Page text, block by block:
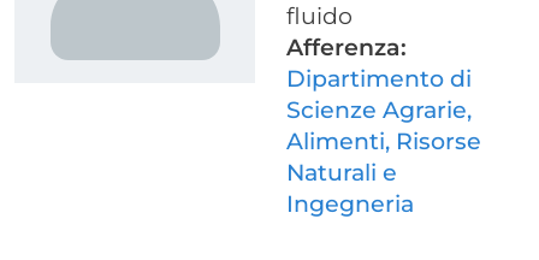
fluido
Afferenza:
Dipartimento di
Scienze Agrarie,
Alimenti, Risorse
Naturali e
Ingegneria